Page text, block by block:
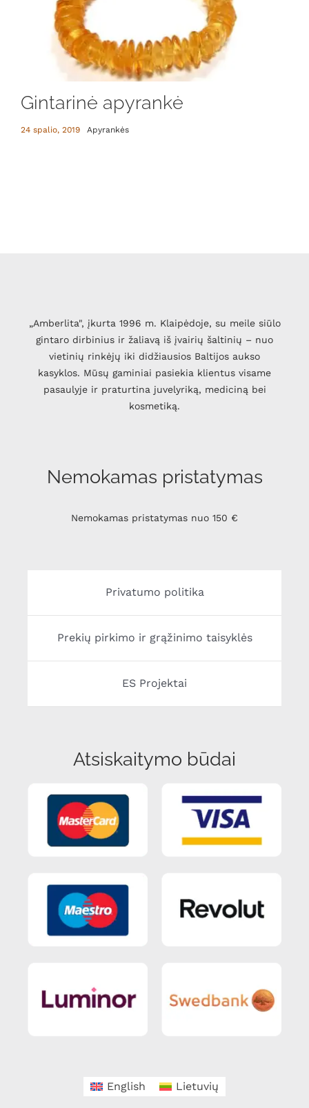
Gintarinė apyrankė
24 spalio, 2019 Apyrankės
„Amberlita", įkurta 1996 m. Klaipėdoje, su meile siūlo
gintaro dirbinius ir žaliavą iš įvairių šaltinių – nuo
vietinių rinkėjų iki didžiausios Baltijos aukso
kasyklos. Mūsų gaminiai pasiekia klientus visame
pasaulyje ir praturtina juvelyriką, mediciną bei
kosmetiką.
Nemokamas pristatymas
Nemokamas pristatymas nuo 150 €
Privatumo politika
Prekių pirkimo ir grąžinimo taisyklės
ES Projektai
Atsiskaitymo būdai
English Lietuvių